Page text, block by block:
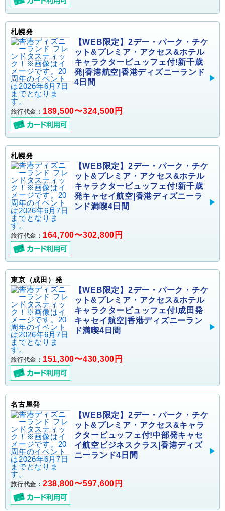
札幌発
【WEB限定】2デー・パーク・チケ
ット&プレミア・アクセス&ホテル
キャラクタービュッフェ付!新千歳
発|香港航空|香港ディズニーランド
4日間
旅行代金： 189,500〜324,500円
札幌発
【WEB限定】2デー・パーク・チケ
ット&プレミア・アクセス&ホテル
キャラクタービュッフェ付!新千歳
発キャセイ航空|香港ディズニーラ
ンド満喫4日間
旅行代金： 164,700〜302,800円
東京（成田）発
【WEB限定】2デー・パーク・チケ
ット&プレミア・アクセス&ホテル
キャラクタービュッフェ付!成田発
キャセイ航空|香港ディズニーラン
ド満喫4日間
旅行代金： 151,300〜430,300円
名古屋発
【WEB限定】2デー・パーク・チケ
ット&プレミア・アクセス&キャラ
クタービュッフェ付!中部発キャセ
イ航空ビジネスクラス|香港ディズ
ニーランド4日間
旅行代金： 238,800〜597,600円